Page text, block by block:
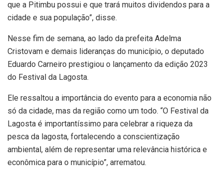
que a Pitimbu possui e que trará muitos dividendos para a
cidade e sua população”, disse.
Nesse fim de semana, ao lado da prefeita Adelma
Cristovam e demais lideranças do município, o deputado
Eduardo Carneiro prestigiou o lançamento da edição 2023
do Festival da Lagosta.
Ele ressaltou a importância do evento para a economia não
só da cidade, mas da região como um todo. “O Festival da
Lagosta é importantíssimo para celebrar a riqueza da
pesca da lagosta, fortalecendo a conscientização
ambiental, além de representar uma relevância histórica e
econômica para o município”, arrematou.